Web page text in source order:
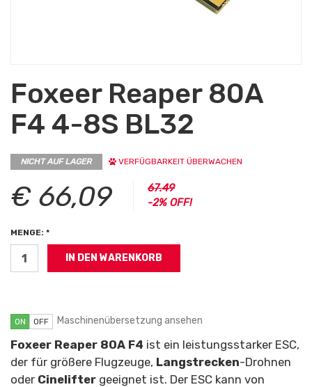
Foxeer Reaper 80A
F4 4-8S BL32
NICHT AUF LAGER VERFÜGBARKEIT ÜBERWACHEN
€ 66,09
67.49
-2% OFF!
MENGE: *
ON OFF Maschinenübersetzung ansehen
Foxeer Reaper 80A F4 ist ein leistungsstarker ESC,
der für größere Flugzeuge, Langstrecken-Drohnen
oder Cinelifter geeignet ist. Der ESC kann von